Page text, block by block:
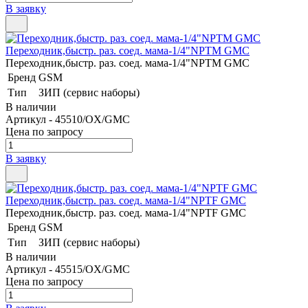
В заявку
Переходник,быстр. раз. соед. мама-1/4"NPTM GMC
Переходник,быстр. раз. соед. мама-1/4"NPTM GMC
Бренд GSM
Тип
ЗИП (сервис наборы)
В наличии
Артикул - 45510/OX/GMC
Цена по запросу
В заявку
Переходник,быстр. раз. соед. мама-1/4"NPTF GMC
Переходник,быстр. раз. соед. мама-1/4"NPTF GMC
Бренд GSM
Тип
ЗИП (сервис наборы)
В наличии
Артикул - 45515/OX/GMC
Цена по запросу